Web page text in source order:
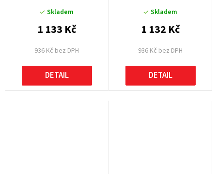
Skladem
936 Kč bez DPH
1 133 Kč
DETAIL
Skladem
936 Kč bez DPH
1 132 Kč
DETAIL